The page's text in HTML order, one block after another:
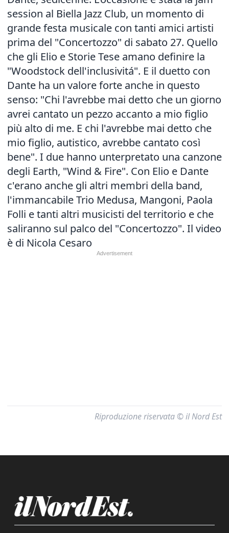
session al Biella Jazz Club, un momento di
grande festa musicale con tanti amici artisti
prima del "Concertozzo" di sabato 27. Quello
che gli Elio e Storie Tese amano definire la
"Woodstock dell'inclusivitá". E il duetto con
Dante ha un valore forte anche in questo
senso: "Chi l'avrebbe mai detto che un giorno
avrei cantato un pezzo accanto a mio figlio
più alto di me. E chi l'avrebbe mai detto che
mio figlio, autistico, avrebbe cantato così
bene". I due hanno unterpretato una canzone
degli Earth, "Wind & Fire". Con Elio e Dante
c'erano anche gli altri membri della band,
l'immancabile Trio Medusa, Mangoni, Paola
Folli e tanti altri musicisti del territorio e che
saliranno sul palco del "Concertozzo". Il video
è di Nicola Cesaro
Riproduzione riservata © il Nord Est